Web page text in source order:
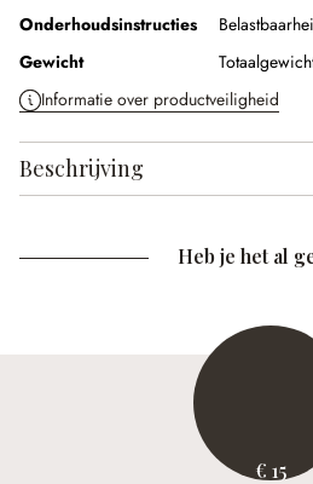
Onderhoudsinstructies
Gewicht
Informatie over productveiligheid
Beschrijving
Heb je het al
€ 15